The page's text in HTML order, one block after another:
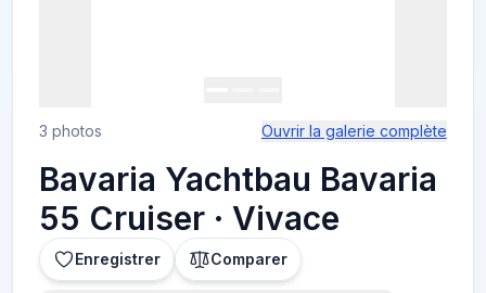
3 photos Ouvrir la galerie complète
Bavaria Yachtbau Bavaria
55 Cruiser · Vivace
Enregistrer Comparer